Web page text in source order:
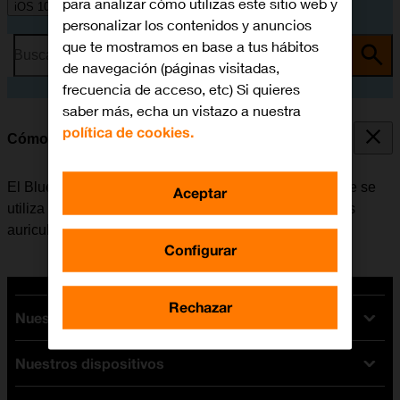
iOS 10.0
Busca por problema o tema
Cómo vincular un dispositivo Bluetooth al móvil
El Bluetooth es una forma de conexión inalámbrica que se
utiliza para establecer conexión con, por ejemplo, unos
auriculares inalámbricos o un teclado.
Nuestras tarifas
Tarifas Orange
Tarifas fibra y móvil
Nuestros dispositivos
personalizar los contenidos y anuncios
que te mostramos en base a tus hábitos
de navegación (páginas visitadas,
frecuencia de acceso, etc) Si quieres
saber más, echa un vistazo a nuestra
política de cookies.
Configurar
Rechazar
Aceptar